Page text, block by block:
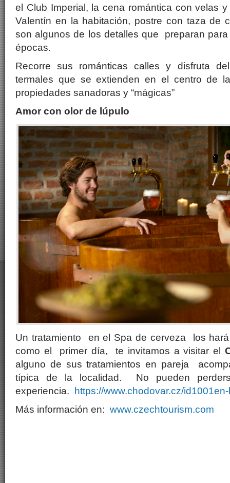
el Club Imperial, la cena romántica con velas
Valentín en la habitación, postre con taza de
son algunos de los detalles que preparan
épocas.
Recorre sus románticas calles y disfruta
termales que se extienden en el centro de
propiedades sanadoras y “mágicas”
Amor con olor de lúpulo
Un tratamiento en el Spa de cerveza los
como el primer día, te invitamos a visitar el
alguno de sus tratamientos en pareja
típica de la localidad. No pueden
experiencia.
https://www.chodovar.cz/
Más información en: www.czechtourism.com